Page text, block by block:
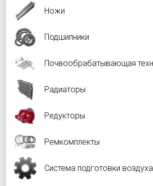
Ножи
Подшипники
Почвообрабатывающая
Радиаторы
Редукторы
Ремкомплекты
Система подготовки воздуха